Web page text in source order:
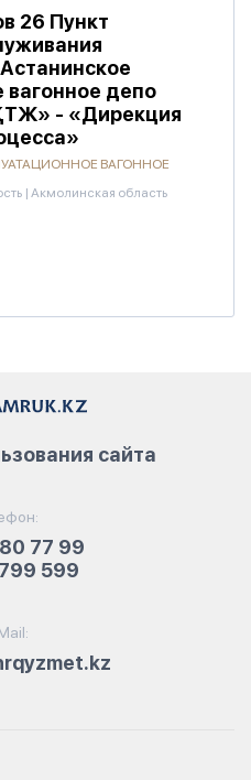
26 Пункт
вагонное депо
- «Дирекция
ВАГОННОЕ
| Акмолинская область
77 99
599
сайта